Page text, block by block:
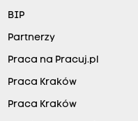
BIP
Partnerzy
Praca na Pracuj.pl
Praca Kraków
Praca Kraków